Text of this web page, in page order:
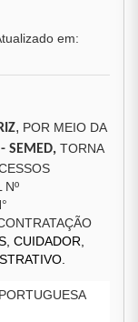
em:
, POR MEIO DA
SEMED, TORNA
Nº
CUIDADOR,